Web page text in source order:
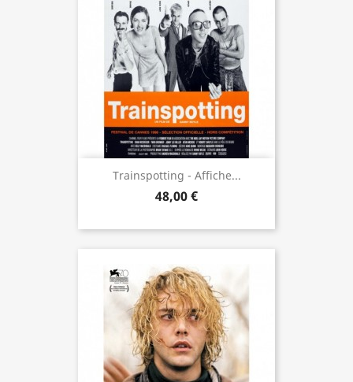
Trainspotting - Affiche...
48,00 €